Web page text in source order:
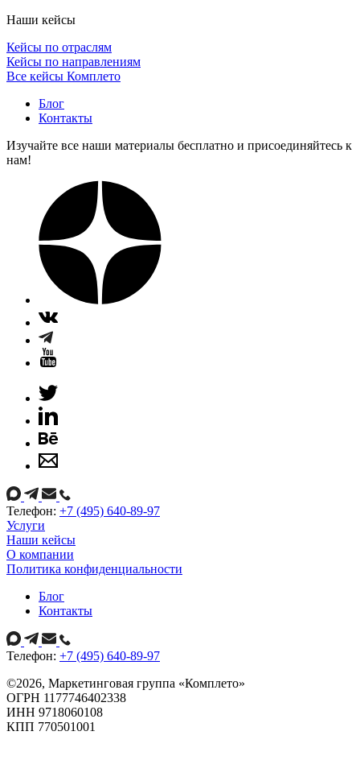
Наши кейсы
Кейсы по отраслям
Кейсы по направлениям
Все кейсы Комплето
Блог
Контакты
Изучайте все наши материалы бесплатно и присоединяйтесь к
нам!
Телефон: +7 (495) 640-89-97
Услуги
Наши кейсы
О компании
Политика конфиденциальности
Блог
Контакты
Телефон: +7 (495) 640-89-97
©2026, Маркетинговая группа «Комплето»
ОГРН 1177746402338
ИНН 9718060108
КПП 770501001